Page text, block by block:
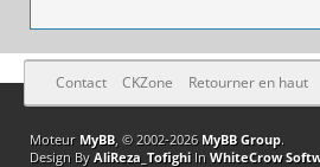
Contact CKZone Retourner en haut
Moteur MyBB, © 2002-2026 MyBB Group.
Design By AliReza_TofighiIn WhiteCrow